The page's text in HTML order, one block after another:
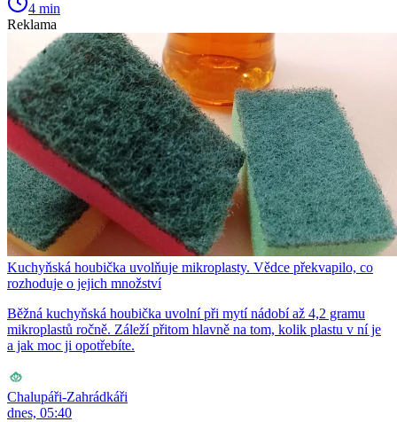
4 min
Reklama
Kuchyňská houbička uvolňuje mikroplasty. Vědce překvapilo, co
rozhoduje o jejich množství
Běžná kuchyňská houbička uvolní při mytí nádobí až 4,2 gramu
mikroplastů ročně. Záleží přitom hlavně na tom, kolik plastu v ní je
a jak moc ji opotřebíte.
Chalupáři-Zahrádkáři
dnes, 05:40